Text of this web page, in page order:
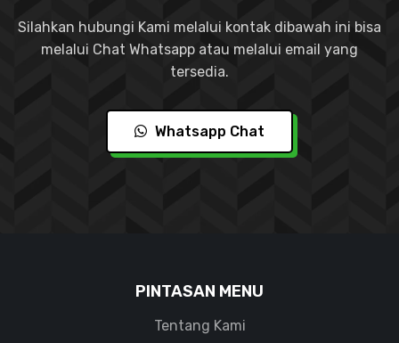
Silahkan hubungi Kami melalui kontak dibawah ini bisa
melalui Chat Whatsapp atau melalui email yang
tersedia.
Whatsapp Chat
PINTASAN MENU
Tentang Kami